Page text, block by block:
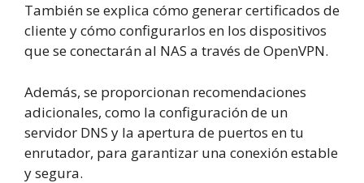
También se explica cómo generar certificados de
cliente y cómo configurarlos en los dispositivos
que se conectarán al NAS a través de OpenVPN.
Además, se proporcionan recomendaciones
adicionales, como la configuración de un
servidor DNS y la apertura de puertos en tu
enrutador, para garantizar una conexión estable
y segura.